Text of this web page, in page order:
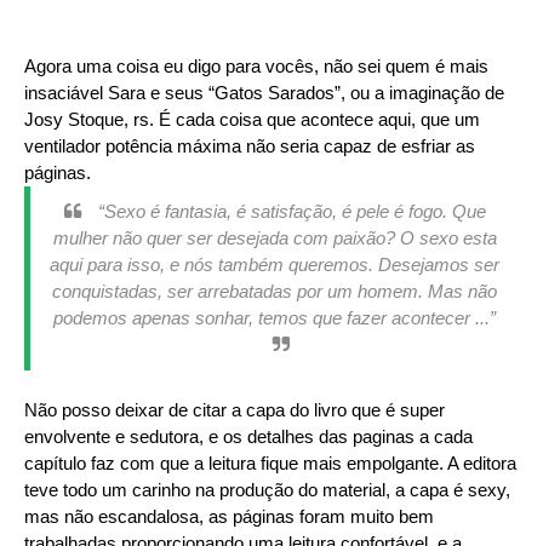
Agora uma coisa eu digo para vocês, não sei quem é mais
insaciável Sara e seus “Gatos Sarados”, ou a imaginação de
Josy Stoque, rs. É cada coisa que acontece aqui, que um
ventilador potência máxima não seria capaz de esfriar as
páginas.
“Sexo é fantasia, é satisfação, é pele é fogo. Que
mulher não quer ser desejada com paixão? O sexo esta
aqui para isso, e nós também queremos. Desejamos ser
conquistadas, ser arrebatadas por um homem. Mas não
podemos apenas sonhar, temos que fazer acontecer ...”
Não posso deixar de citar a capa do livro que é super
envolvente e sedutora, e os detalhes das paginas a cada
capítulo faz com que a leitura fique mais empolgante. A editora
teve todo um carinho na produção do material, a capa é sexy,
mas não escandalosa, as páginas foram muito bem